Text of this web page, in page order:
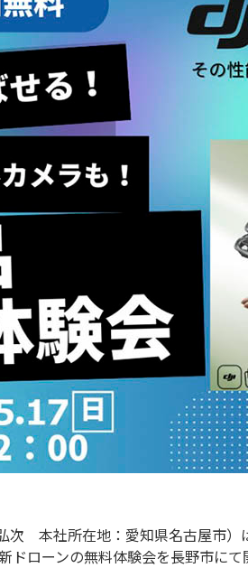
次 本社所在地：愛知県名古屋市
ローンの無料体験会を長野市にて